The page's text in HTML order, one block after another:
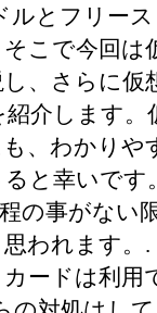
ルとフリー
こで今回は
、さらに仮
介します。
、わかりや
と幸いです
の事がない
われます。.
ードは利用